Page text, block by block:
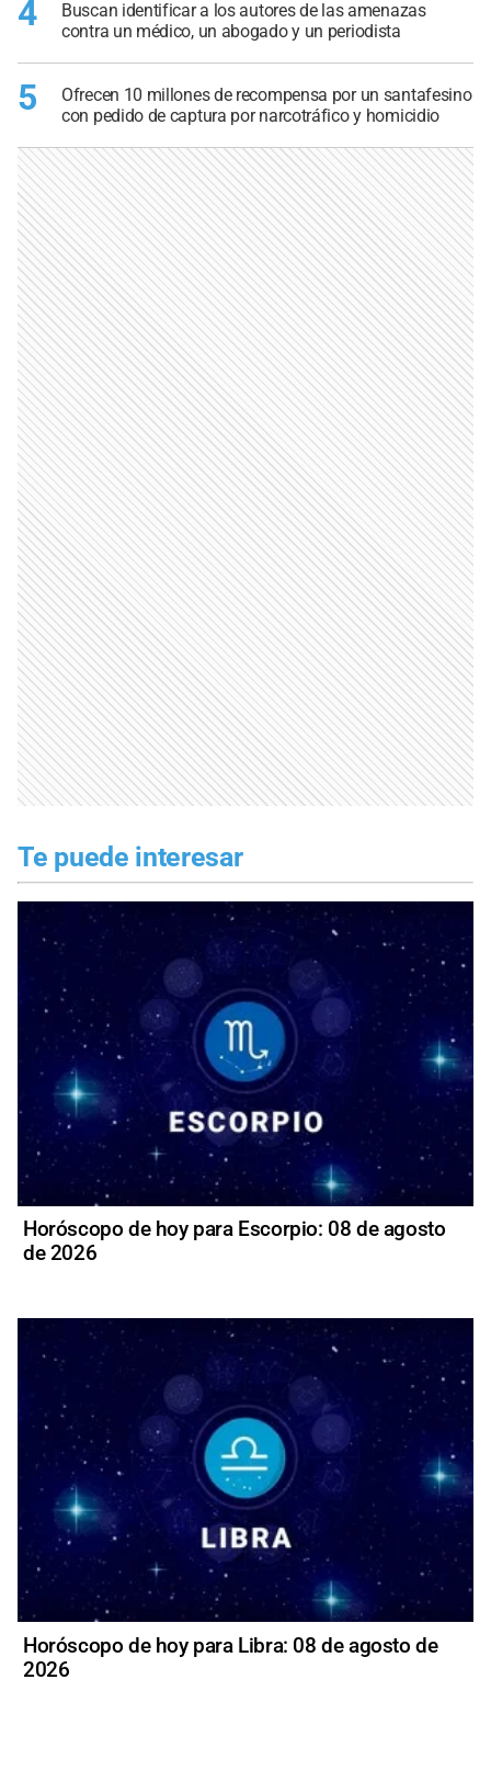
4
Buscan identificar a los autores de las amenazas
contra un médico, un abogado y un periodista
5
Ofrecen 10 millones de recompensa por un santafesino
con pedido de captura por narcotráfico y homicidio
Te puede interesar
Horóscopo de hoy para Escorpio: 08 de agosto
de 2026
Horóscopo de hoy para Libra: 08 de agosto de
2026